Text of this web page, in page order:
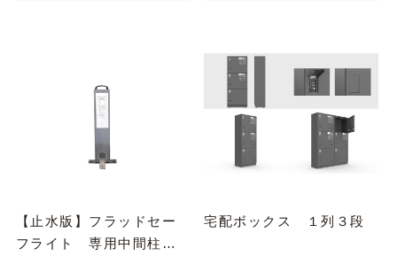
【止水版】フラッドセー
フライト 専用中間柱（F
宅配ボックス １列３段